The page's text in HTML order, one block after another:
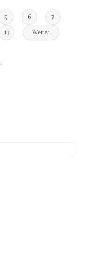
5 6 7
13 Weiter